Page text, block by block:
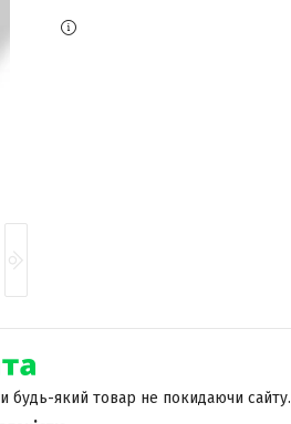
будь-який товар не покидаючи сайту.